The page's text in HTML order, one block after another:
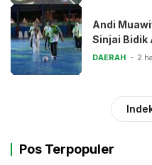
Andi
Sinjai
DAERAH 2
Pos Terpopuler